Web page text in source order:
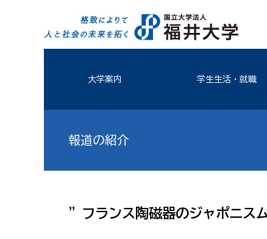
大学案内 学生生活・就職
報道の紹介
”フランス陶磁器のジャポニス